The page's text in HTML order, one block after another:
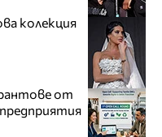
колекция
от